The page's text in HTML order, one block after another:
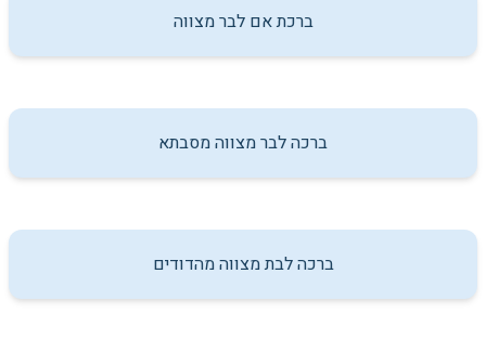
ברכת אם לבר מצווה
ברכה לבר מצווה מסבתא
ברכה לבת מצווה מהדודים